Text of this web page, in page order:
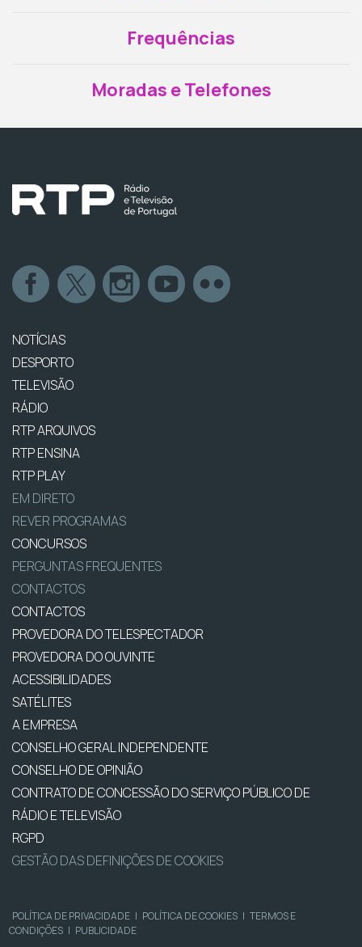
Frequências
Moradas e Telefones
NOTÍCIAS
DESPORTO
TELEVISÃO
RÁDIO
RTP ARQUIVOS
RTP ENSINA
RTP PLAY
EM DIRETO
REVER PROGRAMAS
CONCURSOS
PERGUNTAS FREQUENTES
CONTACTOS
CONTACTOS
PROVEDORA DO TELESPECTADOR
PROVEDORA DO OUVINTE
ACESSIBILIDADES
SATÉLITES
A EMPRESA
CONSELHO GERAL INDEPENDENTE
CONSELHO DE OPINIÃO
CONTRATO DE CONCESSÃO DO SERVIÇO PÚBLICO DE
RÁDIO E TELEVISÃO
RGPD
GESTÃO DAS DEFINIÇÕES DE COOKIES
POLÍTICA DE PRIVACIDADE | POLÍTICA DE COOKIES | TERMOS E
CONDIÇÕES | PUBLICIDADE